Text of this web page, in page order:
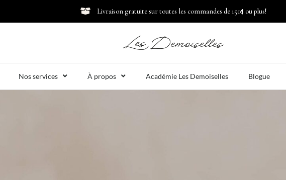
Livraison gratuite sur toutes les commandes de 150$ ou plus!
Nos services À propos Académie Les Demoiselles Blogue